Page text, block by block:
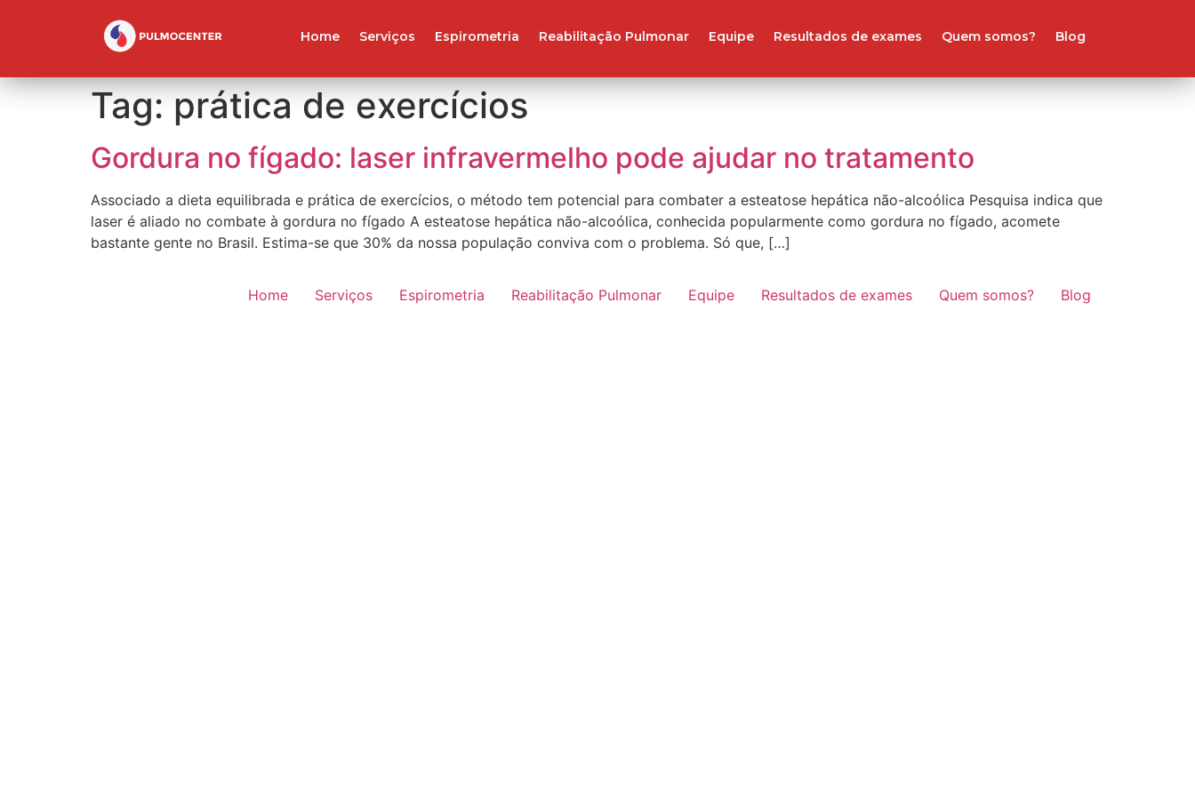
Home Serviços Espirometria Reabilitação Pulmonar Equipe Resultados de exames Quem somos? Blog
Tag:prática de exercícios
Gordura no fígado: laser infravermelho pode ajudar no tratamento
Associado a dieta equilibrada e prática de exercícios, o método tem potencial para combater a esteatose hepática não-alcoólica Pesquisa indica que
laser é aliado no combate à gordura no fígado A esteatose hepática não-alcoólica, conhecida popularmente como gordura no fígado, acomete
bastante gente no Brasil. Estima-se que 30% da nossa população conviva com o problema. Só que, […]
Home Serviços Espirometria Reabilitação Pulmonar Equipe Resultados de exames Quem somos? Blog